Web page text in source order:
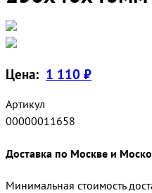
Цена: 1 110 ₽
Артикул
00000011658
Доставка по Москве и
Минимальная стоимость